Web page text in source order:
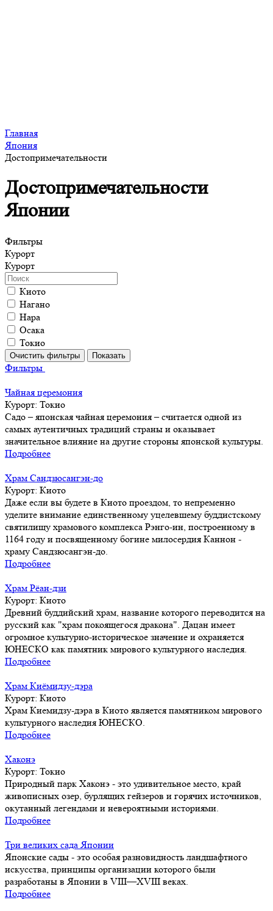
Главная
Япония
Достопримечательности
Достопримечательности
Японии
Фильтры
Курорт
Курорт
Киото
Нагано
Нара
Осака
Токио
Фильтры
Чайная церемония
Курорт: Токио
Садо – японская чайная церемония – считается одной из
самых аутентичных традиций страны и оказывает
значительное влияние на другие стороны японской культуры.
Подробнее
Храм Сандзюсангэн-до
Курорт: Киото
Даже если вы будете в Киото проездом, то непременно
уделите внимание единственному уцелевшему буддистскому
святилищу храмового комплекса Рэнго-ин, построенному в
1164 году и посвященному богине милосердия Каннон -
храму Сандзюсангэн-до.
Подробнее
Храм Рёан-дзи
Курорт: Киото
Древний буддийский храм, название которого переводится на
русский как "храм покоящегося дракона". Дацан имеет
огромное культурно-историческое значение и охраняется
ЮНЕСКО как памятник мирового культурного наследия.
Подробнее
Храм Киёмидзу-дэра
Курорт: Киото
Храм Киемидзу-дэра в Киото является памятником мирового
культурного наследия ЮНЕСКО.
Подробнее
Хаконэ
Курорт: Токио
Природный парк Хаконэ - это удивительное место, край
живописных озер, бурлящих гейзеров и горячих источников,
окутанный легендами и невероятными историями.
Подробнее
Три великих сада Японии
Японские сады - это особая разновидность ландшафтного
искусства, принципы организации которого были
разработаны в Японии в VIII—XVIII веках.
Подробнее